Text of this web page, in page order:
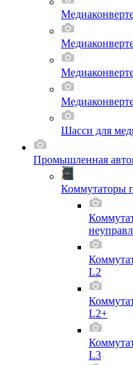
Шасси для
Промышленная
Коммутаторы
L2
L2+
L3